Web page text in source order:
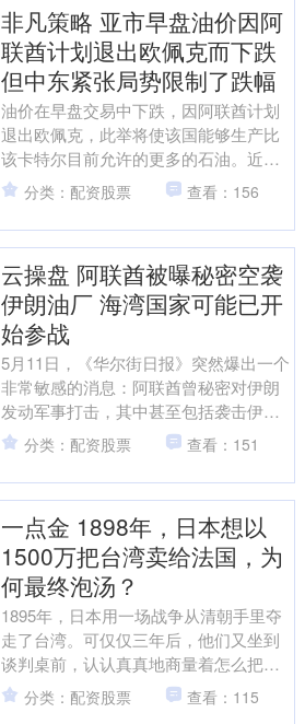
非凡策略 亚市早盘油价因阿
联酋计划退出欧佩克而下跌
但中东紧张局势限制了跌幅
油价在早盘交易中下跌，因阿联酋计划
退出欧佩克，此举将使该国能够生产比
该卡特尔目前允许的更多的石油。近月
西得州中质油期货下跌0.7%，至每桶
99.21美元；近月布....
分类：配资股票 查看：156
云操盘 阿联酋被曝秘密空袭
伊朗油厂 海湾国家可能已开
始参战
5月11日，《华尔街日报》突然爆出一个
非常敏感的消息：阿联酋曾秘密对伊朗
发动军事打击，其中甚至包括袭击伊朗
波斯湾上的拉万岛炼油设施。 更危险的
是，阿联酋至今没有....
分类：配资股票 查看：151
一点金 1898年，日本想以
1500万把台湾卖给法国，为
何最终泡汤？
1895年，日本用一场战争从清朝手里夺
走了台湾。可仅仅三年后，他们又坐到
谈判桌前，认认真真地商量着怎么把这
块地方卖出去。 买家已经找好了，是法
国。价格也谈得差不....
分类：配资股票 查看：115